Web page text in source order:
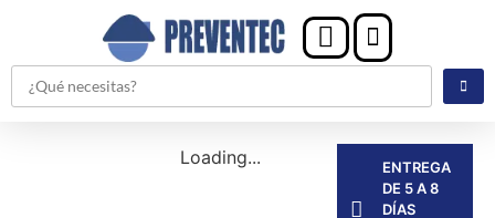
Loading...
ENTREGA
DE 5 A 8
DÍAS